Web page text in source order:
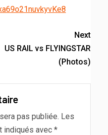
Next
US RAIL vs FLYINGSTAR
(Photos)
pas publiée. Les
indiqués avec *